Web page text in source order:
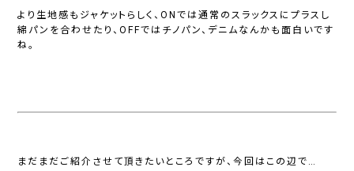
より生地感もジャケットらしく、ONでは通常のスラックスにプラスし
綿パンを合わせたり、OFFではチノパン、デニムなんかも面白いです
ね。
まだまだご紹介させて頂きたいところですが、今回はこの辺で…